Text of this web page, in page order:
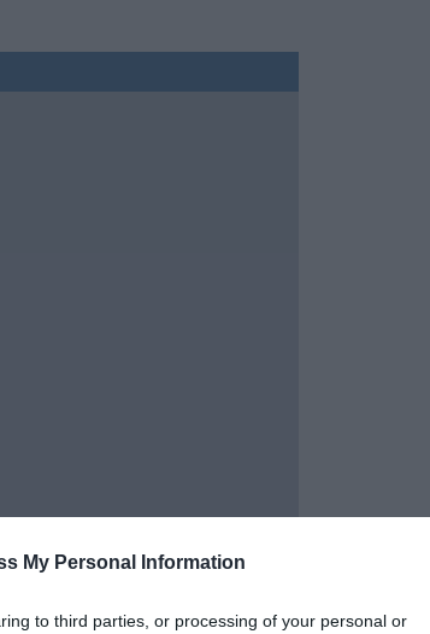
My Personal Information
to third parties, or processing of your personal or